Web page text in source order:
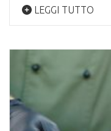
LEGGI TUTTO